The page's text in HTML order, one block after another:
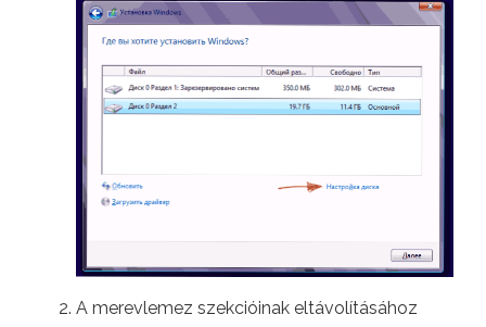
A merevlemez szekcióinak eltávolításához